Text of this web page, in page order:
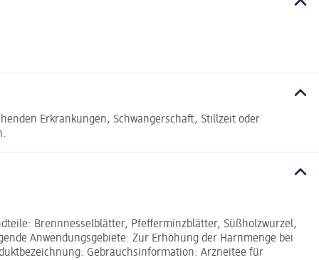
Erkrankungen, Schwangerschaft, Stillzeit oder
Brennnesselblätter, Pfefferminzblätter, Süßholzwurzel,
Anwendungsgebiete: Zur Erhöhung der Harnmenge bei
Gebrauchsinformation: Arzneitee für